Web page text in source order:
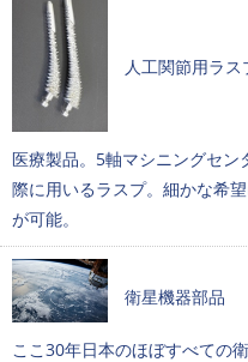
人工関節用ラス
医療製品。5軸マシニングセ
際に用いるラスプ。細かな希
が可能。
衛星機器部品
ここ30年日本のほぼすべての